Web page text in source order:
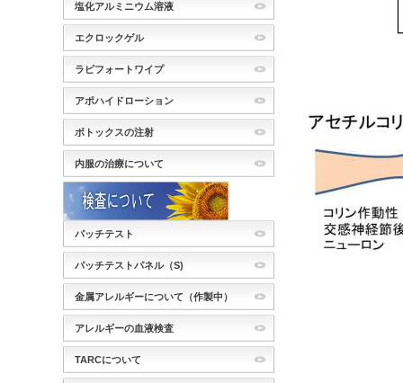
塩化アルミニウム溶液
エクロックゲル
ラピフォートワイプ
アポハイドローション
ボトックスの注射
内服の治療について
パッチテスト
パッチテストパネル（S)
金属アレルギーについて（作製中）
アレルギーの血液検査
TARCについて